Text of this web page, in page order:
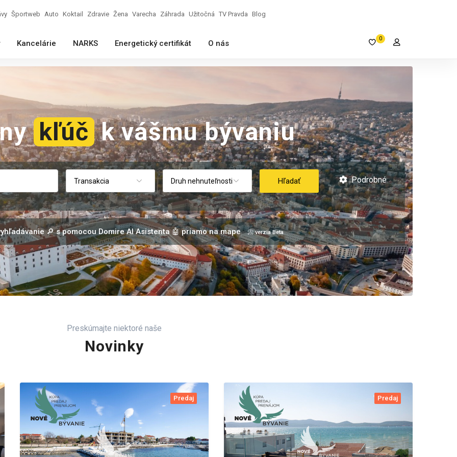
Športweb Auto Koktail Zdravie Žena Varecha Záhrada Užitočná TV Pravda Blog
Kancelárie NARKS Energetický certifikát O nás
0
kľúč k vášmu bývaniu
Transakcia Druh nehnuteľnosti Hľadať Podrobné
🔎 s pomocou Domire AI Asistenta 🤖 priamo na mape 📀 verzia Beta
Preskúmajte niektoré naše
Novinky
Predaj Predaj